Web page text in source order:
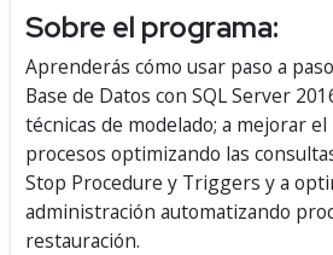
Sobre el programa:
Aprenderás cómo usar paso a
Base de Datos con SQL Server
técnicas de modelado; a mejorar
procesos optimizando las
Stop Procedure y Triggers y a
administración automatizando
restauración.